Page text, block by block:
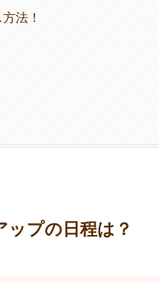
法！
ップの日程は？